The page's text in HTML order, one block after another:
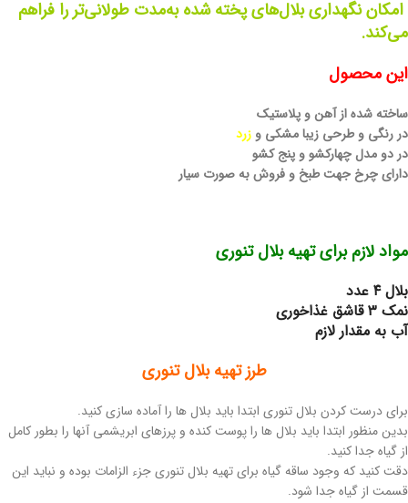
امکان نگهداری بلال‌های پخته شده به‌مدت طولانی‌تر را فراهم
می‌کند.
این محصول
ساخته شده از آهن و پلاستیک
در رنگی و طرحی زیبا مشکی و زرد
در دو مدل چهارکشو و پنج کشو
دارای چرخ جهت طبخ و فروش به صورت سیار
مواد لازم برای تهیه بلال تنوری
بلال ۴ عدد
نمک ۳ قاشق غذاخوری
آب به مقدار لازم
طرز تهیه بلال تنوری
برای درست کردن بلال تنوری ابتدا باید بلال ها را آماده سازی کنید.
بدین منظور ابتدا باید بلال ها را پوست کنده و پرزهای ابریشمی آنها را بطور کامل
از گیاه جدا کنید.
دقت کنید که وجود ساقه گیاه برای تهیه بلال تنوری جزء الزامات بوده و نباید این
قسمت از گیاه جدا شود.